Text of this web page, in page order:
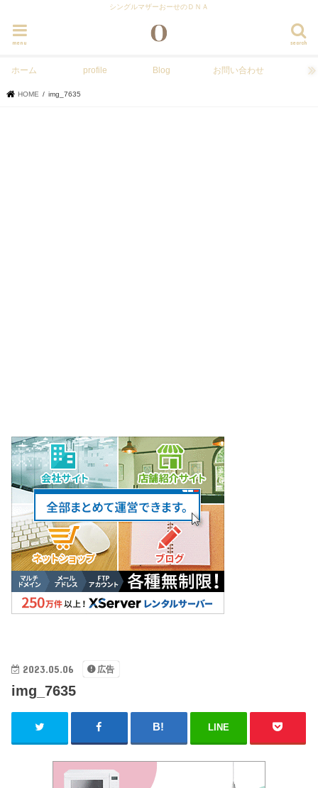
シングルマザーおーせのＤＮＡ
search
menu
ホーム profile Blog お問い合わせ
HOME img_7635
2023.05.06 広告
img_7635
LINE